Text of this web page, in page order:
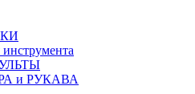
и РУКАВА